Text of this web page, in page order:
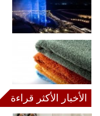
الأخبار الأكثر قراءة